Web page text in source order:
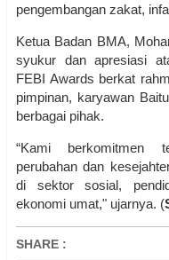
pengembangan zakat,
Ketua Badan BMA,
syukur dan apresiasi
FEBI Awards berkat
pimpinan, karyawan
berbagai pihak.
“Kami berkomitmen
perubahan dan
di sektor sosial,
ekonomi umat," ujarnya. (
SHARE :